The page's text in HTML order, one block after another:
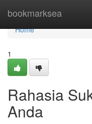
bookmarksea
Home
Home
1
Rahasia
Anda